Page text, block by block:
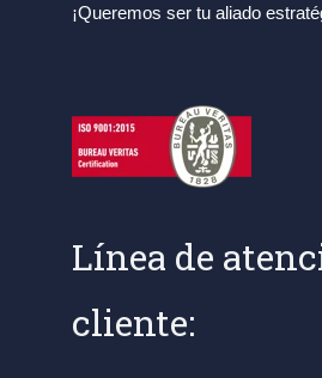
¡Queremos ser tu aliado
Línea de
cliente: